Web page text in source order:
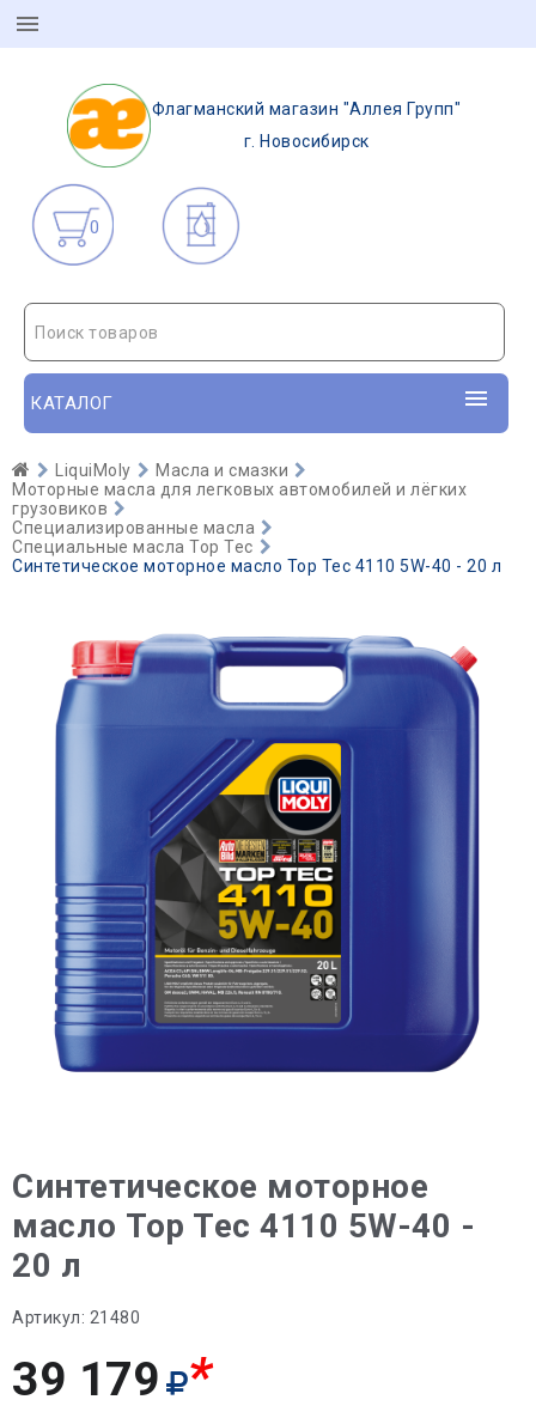
Флагманский магазин "Аллея Групп"
г. Новосибирск
0
Поиск товаров
КАТАЛОГ
LiquiMoly
Масла и смазки
Моторные масла для легковых автомобилей и лёгких
грузовиков
Специализированные масла
Специальные масла Top Tec
Синтетическое моторное масло Top Tec 4110 5W-40 - 20 л
Синтетическое моторное
масло Top Tec 4110 5W-40 -
20 л
Артикул: 21480
39 179 *